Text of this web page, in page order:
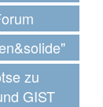
zu
GIST